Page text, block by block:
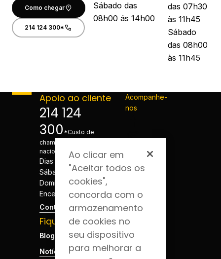
Como chegar
214 124 300*
Sábado das
08h00 ás 14h00
das 07h30
às 11h45
Sábado
das 08h00
às 11h45
Apoio ao cliente
214 124
300 *Custo de
chamada para a rede fixa
nacional
Dias úteis - 08h às 20h
Sábados - 08h às 20h
Domingos e Feriados -
Encerrado
Contactos
Fique por dentro
Blog da Saúde
Notícias
Acompanhe-
nos
Ao clicar em
"Aceitar todos os
cookies",
concorda com o
armazenamento
de cookies no
seu dispositivo
para melhorar a